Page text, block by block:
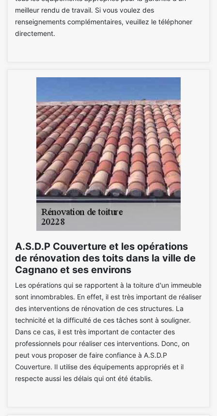
meilleur rendu de travail. Si vous voulez des
renseignements complémentaires, veuillez le téléphoner
directement.
A.S.D.P Couverture et les opérations
de rénovation des toits dans la ville de
Cagnano et ses environs
Les opérations qui se rapportent à la toiture d'un immeuble
sont innombrables. En effet, il est très important de réaliser
des interventions de rénovation de ces structures. La
technicité et la difficulté de ces tâches sont à souligner.
Dans ce cas, il est très important de contacter des
professionnels pour réaliser ces interventions. Donc, on
peut vous proposer de faire confiance à A.S.D.P
Couverture. Il utilise des équipements appropriés et il
respecte aussi les délais qui ont été établis.